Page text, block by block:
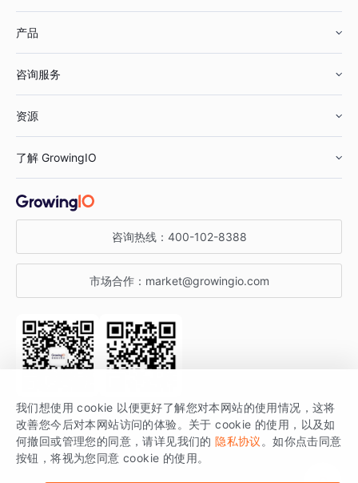
鞋服行业
汽车行业
金融行业
产品
智能运营
获客分析
咨询服务
资源
增长公开课
增长博客
开发者文档
SDK 文档
场景指南
了解 GrowingIO
关于 GrowingIO
增长大会
行业活动
咨询热线： 400-102-8388
市场合作： market@growingio.com
关注公众号 获取更多干货
GrowingIO 是专注于数据智能分析与增长的品牌，核心平台为 GrowingIO
分析云。
我们想使用 cookie 以便更好了解您对本网站的使用情况，这将
改善您今后对本网站访问的体验。关于 cookie 的使用，以及如
何撤回或管理您的同意，请详见我们的 隐私协议 。如你点击同意
按钮，将视为您同意 cookie 的使用。